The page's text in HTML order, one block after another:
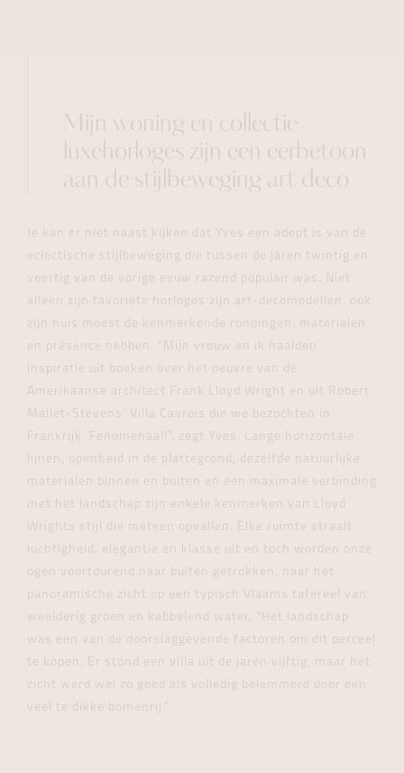
Mijn woning en collectie
luxehorloges zijn een eerbetoon
aan de stijlbeweging art deco
Je kan er niet naast kijken dat Yves een adept is van de
eclectische stijlbeweging die tussen de jaren twintig en
veertig van de vorige eeuw razend populair was. Niet
alleen zijn favoriete horloges zijn art-decomodellen, ook
zijn huis moest de kenmerkende rondingen, materialen
en présence hebben. “Mijn vrouw en ik haalden
inspiratie uit boeken over het oeuvre van de
Amerikaanse architect Frank Lloyd Wright en uit Robert
Mallet-Stevens’ Villa Cavrois die we bezochten in
Frankrijk. Fenomenaal!”, zegt Yves. Lange horizontale
lijnen, openheid in de plattegrond, dezelfde natuurlijke
materialen binnen en buiten en een maximale verbinding
met het landschap zijn enkele kenmerken van Lloyd
Wrights stijl die meteen opvallen. Elke ruimte straalt
luchtigheid, elegantie en klasse uit en toch worden onze
ogen voortdurend naar buiten getrokken, naar het
panoramische zicht op een typisch Vlaams tafereel van
weelderig groen en kabbelend water. “Het landschap
was een van de doorslaggevende factoren om dit perceel
te kopen. Er stond een villa uit de jaren vijftig, maar het
zicht werd wel zo goed als volledig belemmerd door een
veel te dikke bomenrij.”